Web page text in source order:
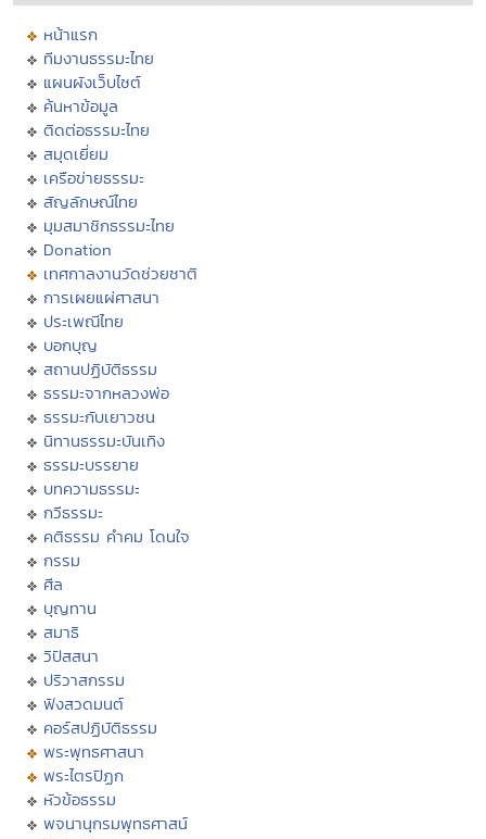
หน้าแรก
ทีมงานธรรมะไทย
แผนผังเว็บไซต์
ค้นหาข้อมูล
ติดต่อธรรมะไทย
สมุดเยี่ยม
เครือข่ายธรรมะ
สัญลักษณ์ไทย
มุมสมาชิกธรรมะไทย
Donation
เทศกาลงานวัดช่วยชาติ
การเผยแผ่ศาสนา
ประเพณีไทย
บอกบุญ
สถานปฏิบัติธรรม
ธรรมะจากหลวงพ่อ
ธรรมะกับเยาวชน
นิทานธรรมะบันเทิง
ธรรมะบรรยาย
บทความธรรมะ
กวีธรรมะ
คติธรรม คำคม โดนใจ
กรรม
ศีล
บุญทาน
สมาธิ
วิปัสสนา
ปริวาสกรรม
ฟังสวดมนต์
คอร์สปฏิบัติธรรม
พระพุทธศาสนา
พระไตรปิฏก
หัวข้อธรรม
พจนานุกรมพุทธศาสน์